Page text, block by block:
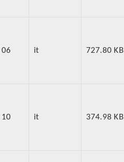
it 727.80 KB
it 374.98 KB